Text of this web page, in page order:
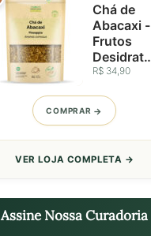
50g
Chá de
Abacaxi -
Frutos
Desidrata
dos em
100g
R$ 34,90
COMPRAR
VER LOJA COMPLETA →
Assine Nossa Curadoria